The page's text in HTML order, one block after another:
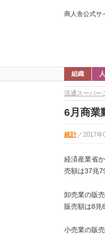
商人舎公式サ
組織
流通スーパー
6月商業
統計 ／ 2017年
経済産業省
売額は37兆
卸売業の販
販売額は8兆
小売業の販